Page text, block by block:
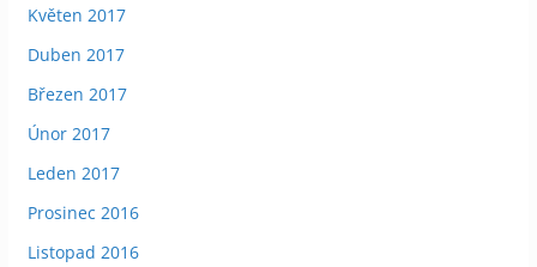
Květen 2017
Duben 2017
Březen 2017
Únor 2017
Leden 2017
Prosinec 2016
Listopad 2016